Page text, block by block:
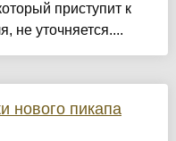
приступит к
не уточняется....
нового пикапа